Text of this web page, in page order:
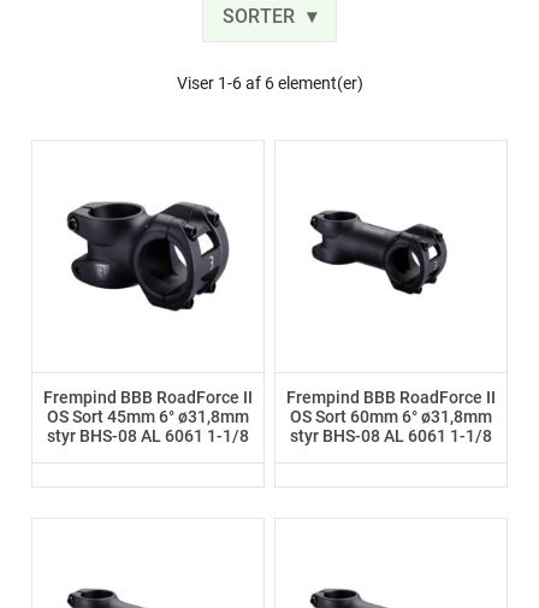
SORTER
Viser 1-6 af 6 element(er)
Frempind BBB RoadForce II
OS Sort 45mm 6° ø31,8mm
styr BHS-08 AL 6061 1-1/8
Frempind BBB RoadForce II
OS Sort 60mm 6° ø31,8mm
styr BHS-08 AL 6061 1-1/8